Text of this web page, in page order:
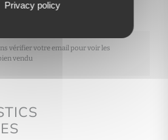
vérifier votre email pour voir les
vendu
Privacy policy